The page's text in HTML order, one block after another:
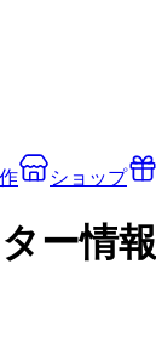
ショップ
ー情報